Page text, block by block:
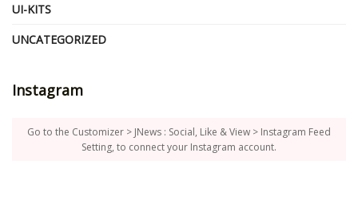
UI-KITS
UNCATEGORIZED
Instagram
Go to the Customizer > JNews : Social, Like & View > Instagram Feed
Setting, to connect your Instagram account.